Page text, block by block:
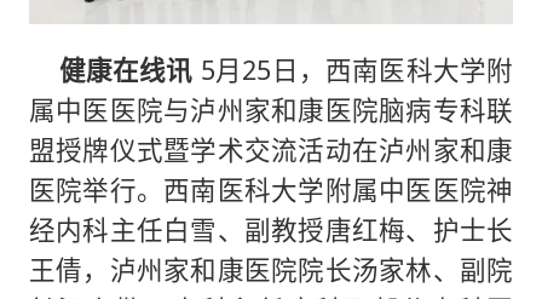
健康在线讯 5月25日，西南医科大学附
属中医医院与泸州家和康医院脑病专科联
盟授牌仪式暨学术交流活动在泸州家和康
医院举行。西南医科大学附属中医医院神
经内科主任白雪、副教授唐红梅、护士长
王倩，泸州家和康医院院长汤家林、副院